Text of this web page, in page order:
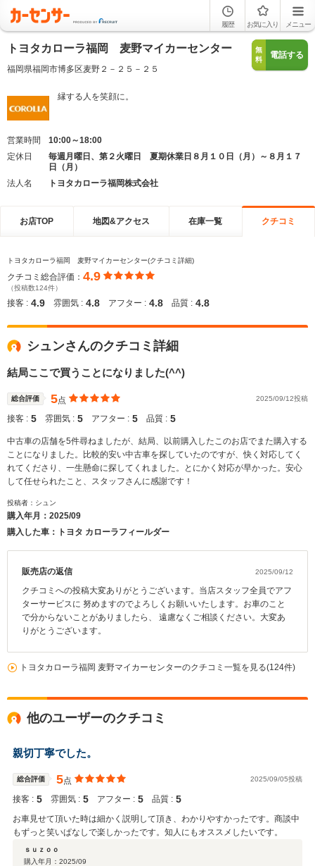
履歴 お気に入り メニュー
トヨタカローラ福岡 麦野マイカーセンター
福岡県福岡市博多区麦野２－２５－２５
無
料
電話する
縁する人を笑顔に。
営業時間
10:00～18:00
定休日
毎週月曜日、第２火曜日 夏期休業日８月１０日（月）～８月１７
日（月）
法人名
トヨタカローラ福岡株式会社
お店TOP 地図&アクセス 在庫一覧 クチコミ
トヨタカローラ福岡 麦野マイカーセンター(クチコミ詳細)
クチコミ総合評価： 4.9
（投稿数124件）
接客 : 4.9 雰囲気 : 4.8 アフター : 4.8 品質 : 4.8
シュンさんのクチコミ詳細
結局ここで買うことになりました(^^)
総合評価 5点 2025/09/12投稿
接客 : 5 雰囲気 : 5 アフター : 5 品質 : 5
中古車の店舗を5件尋ねましたが、結局、以前購入したこのお店でまた購入する
ことになりました。比較的安い中古車を探していたのですが、快く対応してく
れてくださり、一生懸命に探してくれました。とにかく対応が早かった。安心
して任せられたこと、スタッフさんに感謝です！
投稿者：シュン
購入年月： 2025/09
購入した車：トヨタ カローラフィールダー
販売店の返信 2025/09/12
クチコミへの投稿大変ありがとうございます。当店スタッフ全員でアフ
ターサービスに 努めますのでよろしくお願いいたします。お車のこと
で分からないことがありましたら、 遠慮なくご相談ください。大変あ
りがとうございます。
トヨタカローラ福岡 麦野マイカーセンターのクチコミ一覧を見る(124件)
他のユーザーのクチコミ
親切丁寧でした。
総合評価 5点 2025/09/05投稿
接客 : 5 雰囲気 : 5 アフター : 5 品質 : 5
お車見せて頂いた時は細かく説明して頂き、わかりやすかったです。商談中
もずっと笑いぱなしで楽しかったです。知人にもオススメしたいです。
ｓｕｚｏｏ
購入年月： 2025/09